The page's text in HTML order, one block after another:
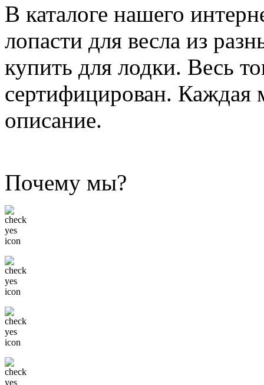
В каталоге нашего
лопасти для весла из
купить для лодки. Весь
сертифицирован. Каждая
описание.
Почему мы?